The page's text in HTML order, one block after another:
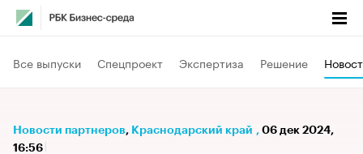
Все выпуски Спецпроект Экспертиза Решение
Новости партнеров⁠, Краснодарский край , 06 дек 2024,
16:56